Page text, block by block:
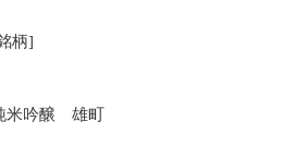
柄]
米吟醸 雄町